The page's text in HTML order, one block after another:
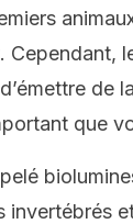
Cependant,
de
que
invertébrés